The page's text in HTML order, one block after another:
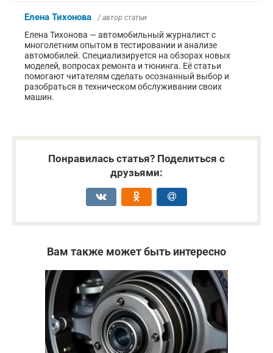
Елена Тихонова / автор статьи
Елена Тихонова — автомобильный журналист с
многолетним опытом в тестировании и анализе
автомобилей. Специализируется на обзорах новых
моделей, вопросах ремонта и тюнинга. Её статьи
помогают читателям сделать осознанный выбор и
разобраться в техническом обслуживании своих
машин.
Понравилась статья? Поделиться с
друзьями:
Вам также может быть интересно